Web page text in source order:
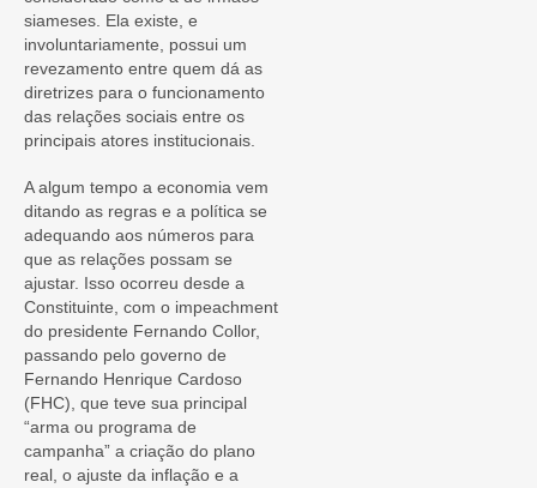
siameses. Ela existe, e
involuntariamente, possui um
revezamento entre quem dá as
diretrizes para o funcionamento
das relações sociais entre os
principais atores institucionais.
A algum tempo a economia vem
ditando as regras e a política se
adequando aos números para
que as relações possam se
ajustar. Isso ocorreu desde a
Constituinte, com o impeachment
do presidente Fernando Collor,
passando pelo governo de
Fernando Henrique Cardoso
(FHC), que teve sua principal
“arma ou programa de
campanha” a criação do plano
real, o ajuste da inflação e a